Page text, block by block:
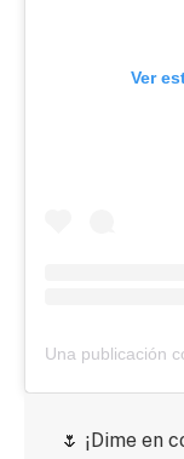
Ver
🌷 ¡Dime en